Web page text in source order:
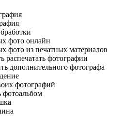
фото онлайн
фото из печатных материалов
распечатать фотографии
дополнительного фотографа
фотографий
фотоальбом